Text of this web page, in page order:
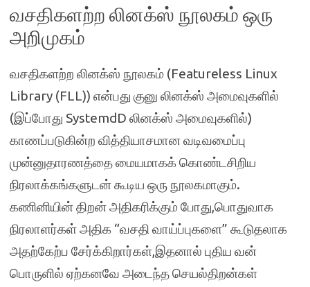
வசதிகளற்ற லினக்ஸ் நூலகம் ஒரு
அறிமுகம்
வசதிகளற்ற லினக்ஸ் நூலகம் (Featureless Linux
Library (FLL)) என்பது குனு லினக்ஸ் அமைவுகளில்
(இப்போது SystemdD லினக்ஸ் அமைவுகளில்)
காணப்படுகின்ற வித்தியாசமான வடிவமைப்பு
முன்னுதாரணத்தை மையமாகக் கொண்டசிறிய
நிரலாக்கங்களுடன் கூடிய ஒரு நூலகமாகும்.
கணினியின் திறன் அதிகரிக்கும் போது,பொதுவாக
நிரலாளர்கள் அதிக “வசதி வாய்ப்புகளை” கூடுதலாக
அதற்கேற்ப சேர்க்கிறார்கள்,இதனால் புதிய வன்
பொருளில் ஏற்கனவே அடைந்த செயல்திறன்கள்